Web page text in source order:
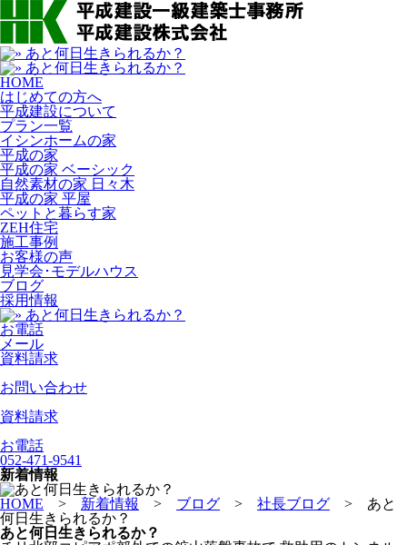
HOME
はじめての方へ
平成建設について
プラン一覧
イシンホームの家
平成の家
平成の家 ベーシック
自然素材の家 日々木
平成の家 平屋
ペットと暮らす家
ZEH住宅
施工事例
お客様の声
見学会･モデルハウス
ブログ
採用情報
お電話
メール
資料請求
お問い合わせ
資料請求
お電話
052-471-9541
新着情報
HOME > 新着情報 > ブログ > 社長ブログ > あと
何日生きられるか？
あと何日生きられるか？